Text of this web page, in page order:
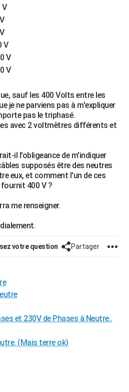
V
V
V
V
sauf les 400 Volts entre les
je ne parviens pas à m'expliquer
pas le triphasé.
avec 2 voltmètres différents et
il l'obligeance de m'indiquer
supposés être des neutres
eux, et comment l'un de ces
fournit 400 V ?
me renseigner.
votre question Partager
et 230V de Phases à Neutre..
(Mais terre ok)